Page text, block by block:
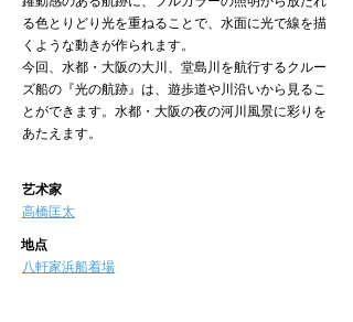
る色とりどり光を重ねることで、水面に光で線を描
くような動きが作られます。
今回、水都・大阪の大川、堂島川を航行するクルー
ズ船の『光の航跡』は、遊歩道や川沿いから見るこ
とができます。水都・大阪の夜の河川風景に彩りを
あたえます。
艺术家
高橋匡太
地点
八軒家浜船着場